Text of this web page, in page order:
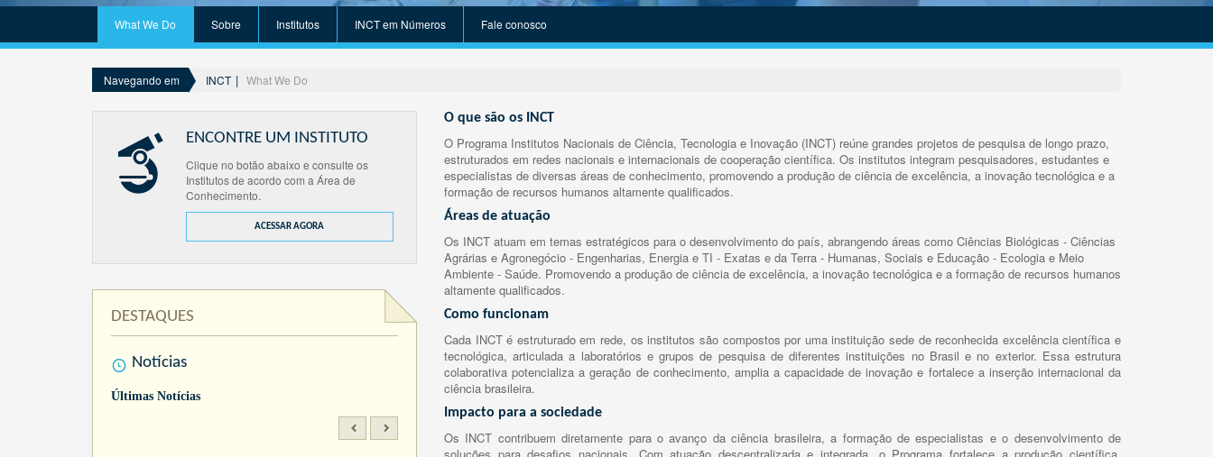
What We Do Sobre Institutos INCT em Números Fale conosco
Navegando em INCT What We Do
ENCONTRE UM INSTITUTO
Clique no botão abaixo e consulte os
Institutos de acordo com a Área de
Conhecimento.
ACESSAR AGORA
DESTAQUES
Notícias
Últimas Notícias
O que são os INCT
O Programa Institutos Nacionais de Ciência, Tecnologia e Inovação (INCT) reúne grandes projetos de pesquisa de longo prazo,
estruturados em redes nacionais e internacionais de cooperação científica. Os institutos integram pesquisadores, estudantes e
especialistas de diversas áreas de conhecimento, promovendo a produção de ciência de excelência, a inovação tecnológica e a
formação de recursos humanos altamente qualificados.
Áreas de atuação
Os INCT atuam em temas estratégicos para o desenvolvimento do país, abrangendo áreas como Ciências Biológicas - Ciências
Agrárias e Agronegócio - Engenharias, Energia e TI - Exatas e da Terra - Humanas, Sociais e Educação - Ecologia e Meio
Ambiente - Saúde. Promovendo a produção de ciência de excelência, a inovação tecnológica e a formação de recursos humanos
altamente qualificados.
Como funcionam
Cada INCT é estruturado em rede, os institutos são compostos por uma instituição sede de reconhecida excelência científica e
tecnológica, articulada a laboratórios e grupos de pesquisa de diferentes instituições no Brasil e no exterior. Essa estrutura
colaborativa potencializa a geração de conhecimento, amplia a capacidade de inovação e fortalece a inserção internacional da
ciência brasileira.
Impacto para a sociedade
Os INCT contribuem diretamente para o avanço da ciência brasileira, a formação de especialistas e o desenvolvimento de